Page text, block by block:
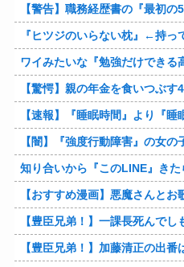
【警告】職務経歴書の『最初
『ヒツジのいらない枕』←持っ
ワイみたいな『勉強だけできる高学歴発
【驚愕】親の年金を食いつぶす48歳ひきこもり…絶望
【速報】『睡眠時間』より『睡眠
【闇】『強度行動障害』の女
知り合いから『このLINE』き
【おすすめ漫画】悪魔さんとお
【豊臣兄弟！】一課長死んでし
【豊臣兄弟！】加藤清正の出番